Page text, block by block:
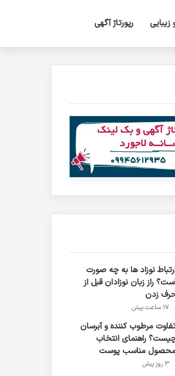
رپورتاژ‌ آگهی
نوزاد ها به چه صورت
راز زبان نوزادان قبل از
زدن
17 ساعت پیش
مرطوب کننده و آبرسان
راهنمای انتخاب
مناسب پوست
3 روز پیش